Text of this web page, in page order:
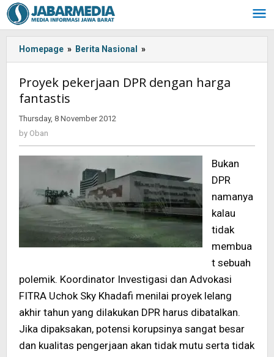
Skip
to
content
Homepage » Berita Nasional »
pekerjaan
dengan
Proyek pekerjaan DPR dengan harga
fantastis
Thursday, 8 November 2012
by Oban
Bukan
DPR
namanya
kalau
tidak
membua
t sebuah
polemik. Koordinator Investigasi dan Advokasi
FITRA Uchok Sky Khadafi menilai proyek lelang
akhir tahun yang dilakukan DPR harus dibatalkan.
Jika dipaksakan, potensi korupsinya sangat besar
dan kualitas pengerjaan akan tidak mutu serta tidak